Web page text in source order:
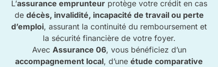
L’assurance emprunteurprotège votre crédit en cas
de décès, invalidité, incapacité de travail ou perte
d’emploi, assurant la continuité du remboursement et
la sécurité financière de votre foyer.
Avec Assurance 06, vous bénéficiez d’un
accompagnement local, d’une étude comparative